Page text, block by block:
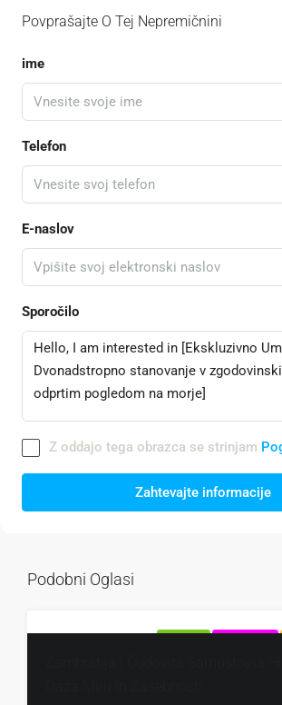
Povprašajte O Tej Nepremičnini
ime
Telefon
E-naslov
Sporočilo
Z oddajo tega obrazca se strinjam
Zahtevajte informacije
Podobni Oglasi